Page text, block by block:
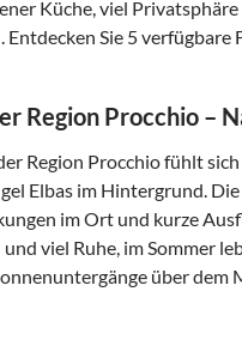
Küche, viel
Entdecken Sie 5
Region Procchio –
Region Procchio fühlt
Elbas im Hintergrund.
im Ort und kurze
viel Ruhe, im Sommer
über dem